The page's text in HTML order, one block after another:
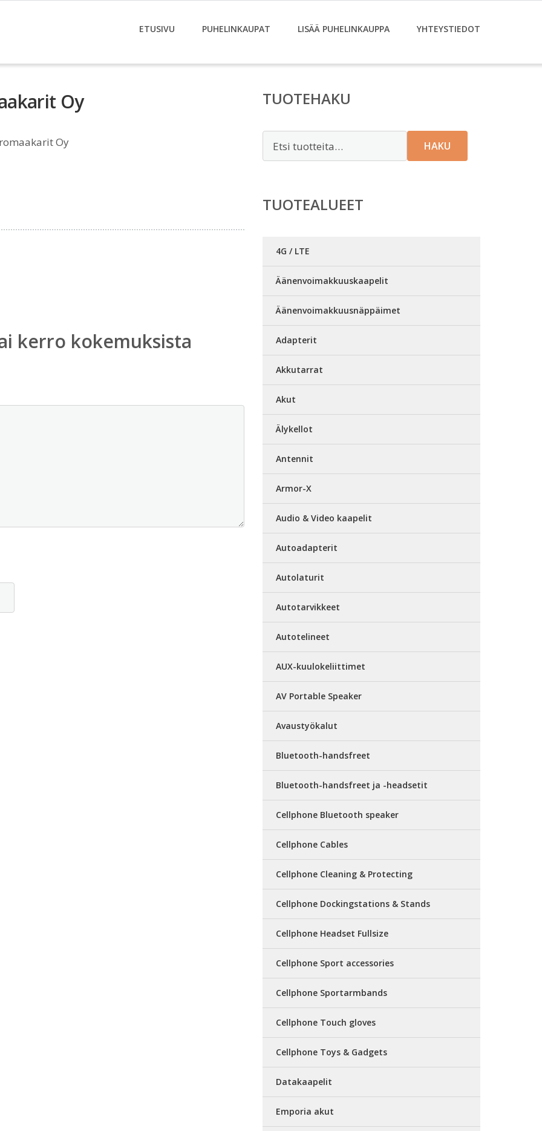
ETUSIVU PUHELINKAUPAT LISÄÄ PUHELINKAUPPA YHTEYSTIEDOT
Oy
Oy
kerro kokemuksista
TUOTEHAKU
HAKU
TUOTEALUEET
4G / LTE
Äänenvoimakkuuskaapelit
Äänenvoimakkuusnäppäimet
Adapterit
Akkutarrat
Akut
Älykellot
Antennit
Armor-X
Audio & Video kaapelit
Autoadapterit
Autolaturit
Autotarvikkeet
Autotelineet
AUX-kuulokeliittimet
AV Portable Speaker
Avaustyökalut
Bluetooth-handsfreet
Bluetooth-handsfreet ja -headsetit
Cellphone Bluetooth speaker
Cellphone Cables
Cellphone Cleaning & Protecting
Cellphone Dockingstations & Stands
Cellphone Headset Fullsize
Cellphone Sport accessories
Cellphone Sportarmbands
Cellphone Touch gloves
Cellphone Toys & Gadgets
Datakaapelit
Emporia akut